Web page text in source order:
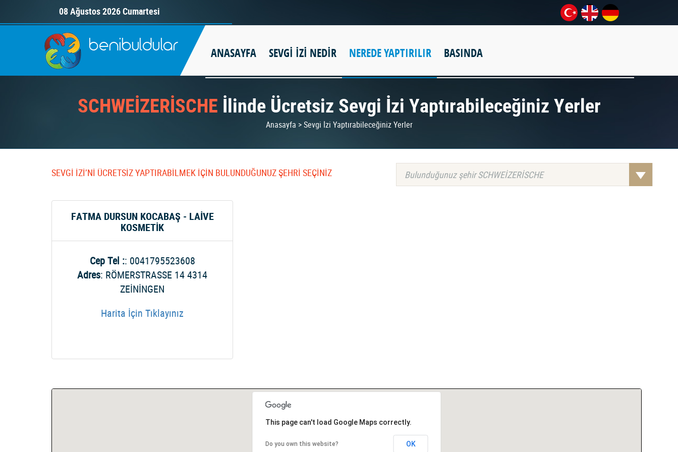
08 Ağustos 2026 Cumartesi
ANASAYFA SEVGİ İZİ NEDİR NEREDE YAPTIRILIR BASINDA
SCHWEİZERİSCHE İlinde Ücretsiz Sevgi İzi Yaptırabileceğiniz Yerler
Anasayfa > Sevgi İzi Yaptırabileceğiniz Yerler
SEVGİ İZİ’Nİ ÜCRETSİZ YAPTIRABİLMEK İÇİN BULUNDUĞUNUZ ŞEHRİ SEÇİNİZ Bulunduğunuz şehir SCHWEİZERİSCHE
FATMA DURSUN KOCABAŞ - LAİVE
KOSMETİK
Cep Tel :: 0041795523608
Adres: RÖMERSTRASSE 14 4314
ZEİNİNGEN
Harita İçin Tıklayınız
This page can't load Google Maps correctly.
Do you own this website? OK